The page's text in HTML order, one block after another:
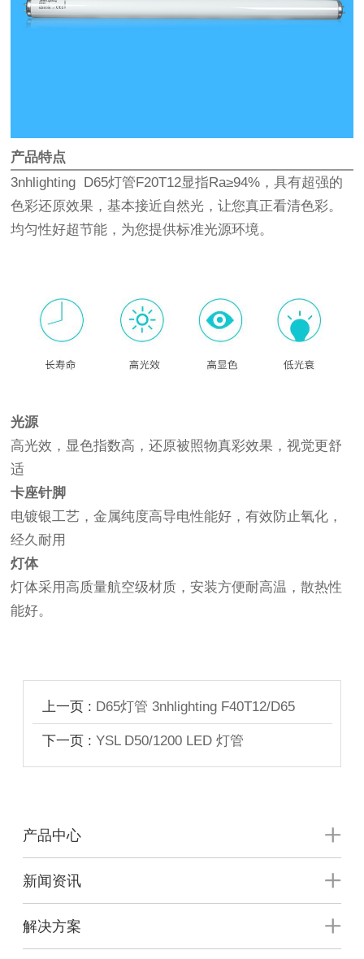
产品特点
3nhlighting D65灯管F20T12显指Ra≥94%，具有超强的
色彩还原效果，基本接近自然光，让您真正看清色彩。
均匀性好超节能，为您提供标准光源环境。
光源
高光效，显色指数高，还原被照物真彩效果，视觉更舒
适
卡座针脚
电镀银工艺，金属纯度高导电性能好，有效防止氧化，
经久耐用
灯体
灯体采用高质量航空级材质，安装方便耐高温，散热性
能好。
上一页 : D65灯管 3nhlighting F40T12/D65
下一页 :YSL D50/1200 LED 灯管
产品中心
新闻资讯
解决方案